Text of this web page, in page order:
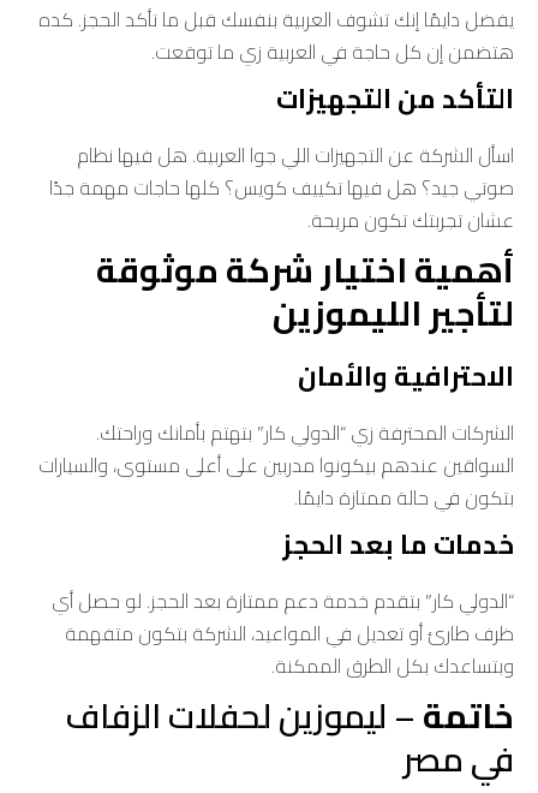
يفضل دايمًا إنك تشوف العربية بنفسك قبل ما تأكد الحجز. كده
هتضمن إن كل حاجة في العربية زي ما توقعت.
التأكد من التجهيزات
اسأل الشركة عن التجهيزات اللي جوا العربية. هل فيها نظام
صوتي جيد؟ هل فيها تكييف كويس؟ كلها حاجات مهمة جدًا
عشان تجربتك تكون مريحة.
أهمية اختيار شركة موثوقة
لتأجير الليموزين
الاحترافية والأمان
الشركات المحترفة زي “الدولي كار” بتهتم بأمانك وراحتك.
السواقين عندهم بيكونوا مدربين على أعلى مستوى، والسيارات
بتكون في حالة ممتازة دايمًا.
خدمات ما بعد الحجز
“الدولي كار” بتقدم خدمة دعم ممتازة بعد الحجز. لو حصل أي
ظرف طارئ أو تعديل في المواعيد، الشركة بتكون متفهمة
وبتساعدك بكل الطرق الممكنة.
خاتمة– ليموزين لحفلات الزفاف
في مصر